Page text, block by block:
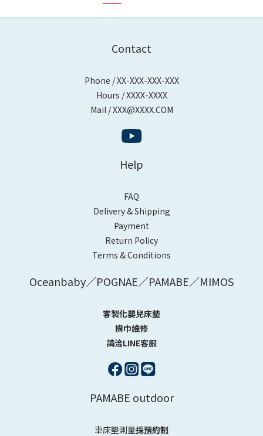
Contact
Phone / XX-XXX-XXX-XXX
Hours / XXXX-XXXX
Mail / XXX@XXXX.COM
Help
FAQ
Delivery & Shipping
Payment
Return Policy
Terms & Conditions
Oceanbaby／POGNAE／PAMABE／MIMOS
客製化嬰兒床墊
揹巾維修
請洽LINE客服
PAMABE outdoor
車床墊測量採預約制